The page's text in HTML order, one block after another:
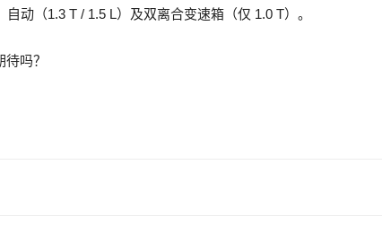
动（1.3 T / 1.5 L）及双离合变速箱（仅 1.0 T）。
吗？